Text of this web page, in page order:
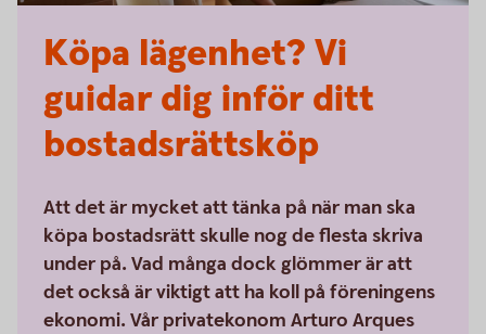
Köpa lägenhet? Vi
guidar dig inför ditt
bostadsrättsköp
Att det är mycket att tänka på när man ska
köpa bostadsrätt skulle nog de flesta skriva
under på. Vad många dock glömmer är att
det också är viktigt att ha koll på föreningens
ekonomi. Vår privatekonom Arturo Arques